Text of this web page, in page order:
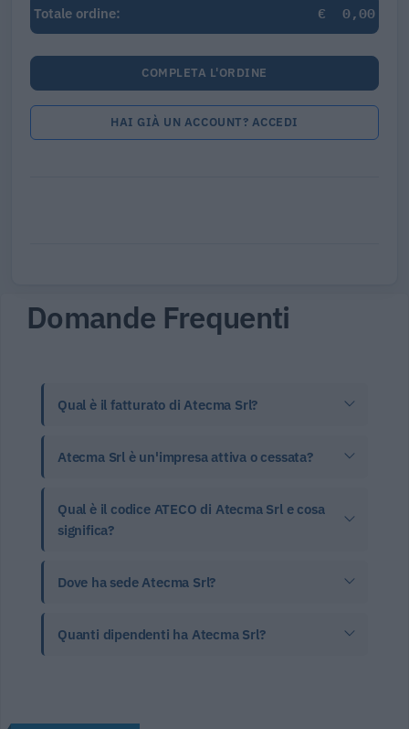
Totale ordine:
€ 0,00
COMPLETA L'ORDINE
HAI GIÀ UN ACCOUNT? ACCEDI
Domande Frequenti
Qual è il fatturato di Atecma Srl?
Atecma Srl è un'impresa attiva o cessata?
Qual è il codice ATECO di Atecma Srl e cosa
significa?
Dove ha sede Atecma Srl?
Quanti dipendenti ha Atecma Srl?